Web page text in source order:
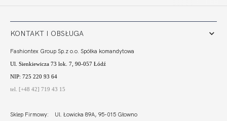
KONTAKT I OBSŁUGA
Fashiontex Group Sp.z o.o. Spółka komandytowa
Ul. Sienkiewicza 73 lok. 7, 90-057 Łódź
NIP: 725 220 93 64
tel. [+48 42] 719 43 15
Sklep Firmowy: Ul. Łowicka 89A, 95-015 Głowno